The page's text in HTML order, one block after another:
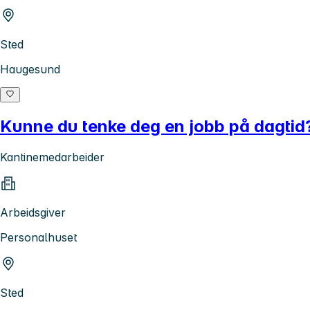
Sted
Haugesund
Kunne du tenke deg en jobb på
Kantinemedarbeider
Arbeidsgiver
Personalhuset
Sted